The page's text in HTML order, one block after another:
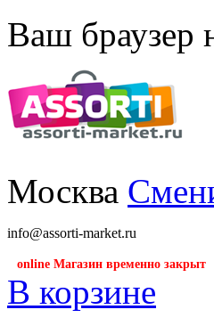
Ваш браузер
Москва
info@assorti-market.ru
online Магазин временно закрыт
В корзине